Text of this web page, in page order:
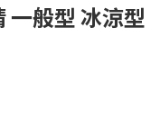
般型 冰涼型